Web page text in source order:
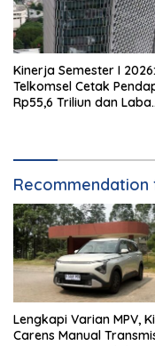
Kinerja Semester I 2026:
Telkomsel Cetak
Rp55,6 Triliun dan Laba
Recommendation
Lengkapi Varian MPV,
Carens Manual